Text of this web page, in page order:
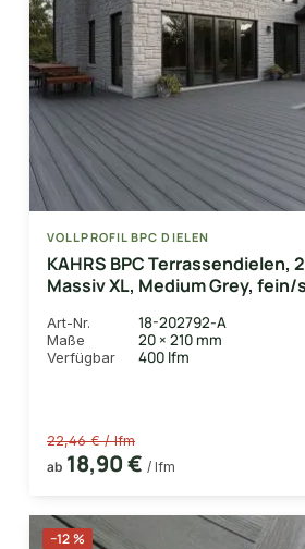
VOLLPROFIL BPC DIELEN
KAHRS BPC Terrassendielen,
Massiv XL, Medium Grey,
Art-Nr. 18-202792-A
Maße 20 × 210 mm
Verfügbar 400 lfm
22,46 € / lfm
ab 18,90 € / lfm
−12 %